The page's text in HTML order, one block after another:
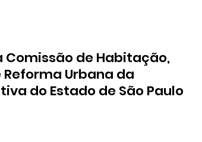
de Habitação,
Urbana da
do Estado de São Paulo